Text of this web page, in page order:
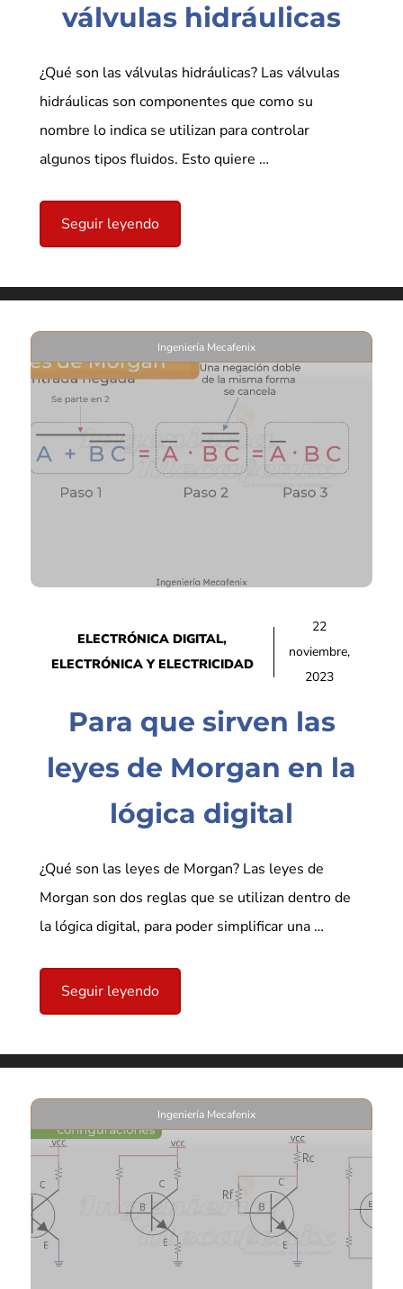
válvulas hidráulicas
¿Qué son las válvulas hidráulicas? Las válvulas
hidráulicas son componentes que como su
nombre lo indica se utilizan para controlar
algunos tipos fluidos. Esto quiere …
Seguir leyendo
Ingeniería Mecafenix
ELECTRÓNICA DIGITAL,
ELECTRÓNICA Y ELECTRICIDAD
22
noviembre,
2023
Para que sirven las
leyes de Morgan en la
lógica digital
¿Qué son las leyes de Morgan? Las leyes de
Morgan son dos reglas que se utilizan dentro de
la lógica digital, para poder simplificar una …
Seguir leyendo
Ingeniería Mecafenix